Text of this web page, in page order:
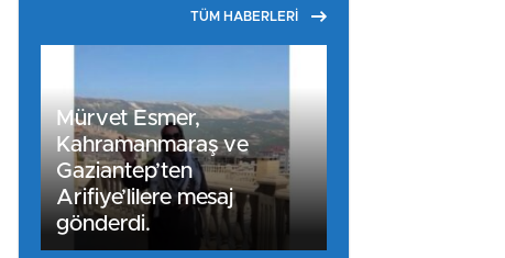
TÜM HABERLERİ
Mürvet Esmer,
Kahramanmaraş ve
Gaziantep’ten
Arifiye’lilere mesaj
gönderdi.